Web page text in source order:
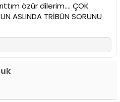
özür dilerim.... ÇOK
ASLINDA TRİBÜN SORUNU